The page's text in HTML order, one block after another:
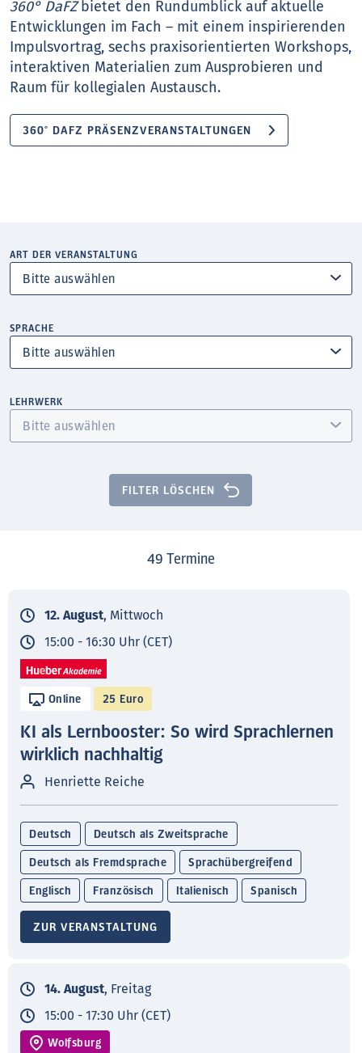
360° DaFZbietet den Rundumblick auf aktuelle
Entwicklungen im Fach – mit einem inspirierenden
Impulsvortrag, sechs praxisorientierten Workshops,
interaktiven Materialien zum Ausprobieren und
Raum für kollegialen Austausch.
360° DAFZ PRÄSENZVERANSTALTUNGEN
ART DER VERANSTALTUNG
SPRACHE
LEHRWERK
FILTER LÖSCHEN
49 Termine
12. August, Mittwoch
15:00 - 16:30 Uhr (CET)
Online 25 Euro
KI als Lernbooster: So wird Sprachlernen
wirklich nachhaltig
Henriette Reiche
Deutsch Deutsch als Zweitsprache
Deutsch als Fremdsprache Sprachübergreifend
Englisch Französisch Italienisch Spanisch
ZUR VERANSTALTUNG
14. August, Freitag
15:00 - 17:30 Uhr (CET)
Wolfsburg